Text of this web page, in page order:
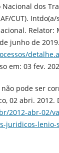
Nacional dos
CUT).
Relator:
junho de
em: 03 fev.
não pode ser
02 abri. 2012.
2012-abr-02/
juridicos-lenio-